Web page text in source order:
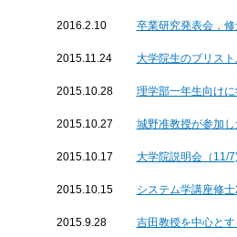
2016.2.10 卒業研究発表会，
2015.11.24 大学院生のブリス
2015.10.28 理学部一年生向け
2015.10.27 城野准教授が参加
2015.10.17 大学院説明会（11/
2015.10.15 システム学講座修
2015.9.28 吉田教授を中心と